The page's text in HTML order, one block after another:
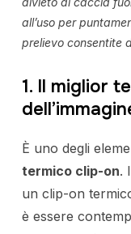
all’uso per
prelievo consentite
1. Il miglior
È uno degli
termico clip-on.
un clip-on
è essere